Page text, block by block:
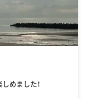
めました！